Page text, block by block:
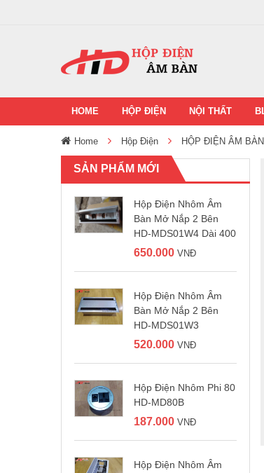
HOME HỘP ĐIỆN NỘI THẤT
Home Hộp Điện HỘP ĐIỆN ÂM
SẢN PHẨM MỚI
Hộp Điện Nhôm Âm
Bàn Mở Nắp 2 Bên
HD-MDS01W4 Dài 400
650.000 VNĐ
Hộp Điện Nhôm Âm
Bàn Mở Nắp 2 Bên
HD-MDS01W3
520.000 VNĐ
Hộp Điện Nhôm Phi 80
HD-MD80B
187.000 VNĐ
Hộp Điện Nhôm Âm